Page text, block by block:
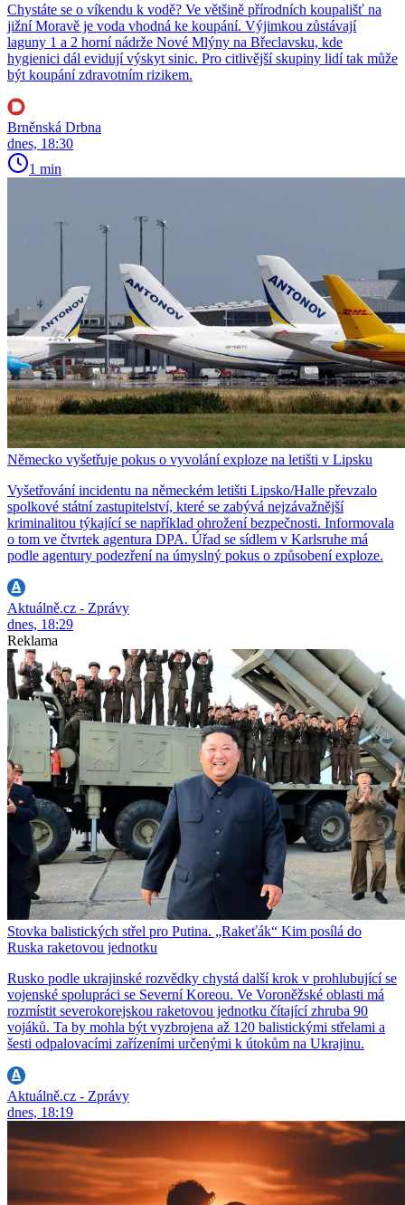
Chystáte se o víkendu k vodě? Ve většině přírodních koupališť na
jižní Moravě je voda vhodná ke koupání. Výjimkou zůstávají
laguny 1 a 2 horní nádrže Nové Mlýny na Břeclavsku, kde
hygienici dál evidují výskyt sinic. Pro citlivější skupiny lidí tak může
být koupání zdravotním rizikem.
Brněnská Drbna
dnes, 18:30
1 min
Německo vyšetřuje pokus o vyvolání exploze na letišti v Lipsku
Vyšetřování incidentu na německém letišti Lipsko/Halle převzalo
spolkové státní zastupitelství, které se zabývá nejzávažnější
kriminalitou týkající se například ohrožení bezpečnosti. Informovala
o tom ve čtvrtek agentura DPA. Úřad se sídlem v Karlsruhe má
podle agentury podezření na úmyslný pokus o způsobení exploze.
Aktuálně.cz - Zprávy
dnes, 18:29
Reklama
Stovka balistických střel pro Putina. „Rakeťák“ Kim posílá do
Ruska raketovou jednotku
Rusko podle ukrajinské rozvědky chystá další krok v prohlubující se
vojenské spolupráci se Severní Koreou. Ve Voroněžské oblasti má
rozmístit severokorejskou raketovou jednotku čítající zhruba 90
vojáků. Ta by mohla být vyzbrojena až 120 balistickými střelami a
šesti odpalovacími zařízeními určenými k útokům na Ukrajinu.
Aktuálně.cz - Zprávy
dnes, 18:19